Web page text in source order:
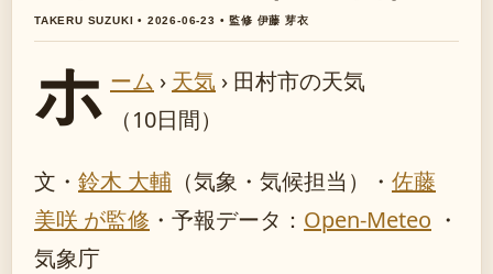
TAKERU SUZUKI • 2026-06-23 • 監修 伊藤 芽衣
ホ ーム › 天気 › 田村市の天気
（10日間）
文・ 鈴木 大輔 （気象・気候担当） ・ 佐藤
美咲 が監修 ・ 予報データ： Open-Meteo ・
気象庁